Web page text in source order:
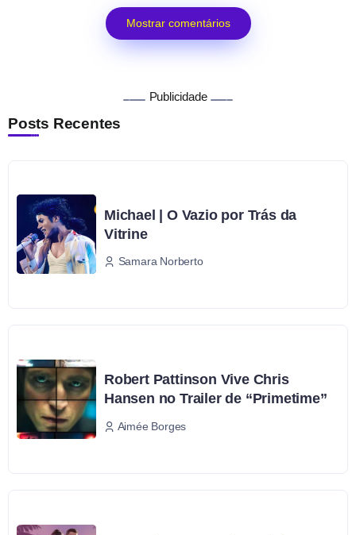
Mostrar comentários
Publicidade
Posts Recentes
Michael | O Vazio por Trás da
Vitrine
Samara Norberto
Robert Pattinson Vive Chris
Hansen no Trailer de “Primetime”
Aimée Borges